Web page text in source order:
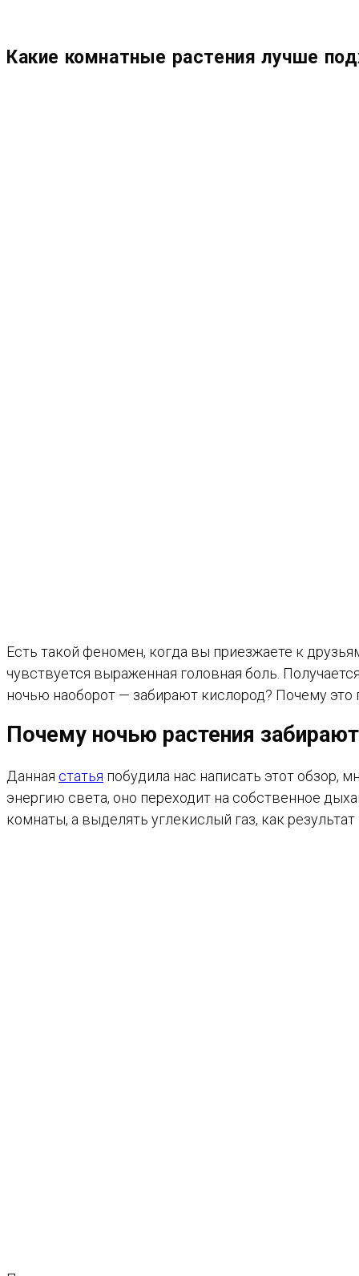
Какие комнатные растения лучше
Есть такой феномен, когда вы приезжаете к
чувствуется выраженная головная боль.
ночью наоборот — забирают кислород? Почему
Почему ночью растения
Данная статья побудила нас написать этот обзор,
энергию света, оно переходит на собственное
комнаты, а выделять углекислый газ, как